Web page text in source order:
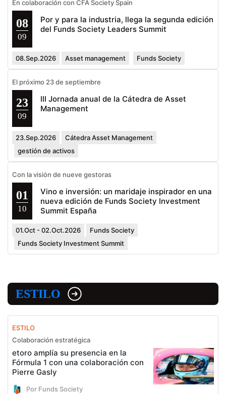
En colaboración con CFA Society Spain
08
09
Por y para la industria, llega la segunda edición
del Funds Society Leaders Summit
08.Sep.2026 Asset management Funds Society
El próximo 23 de septiembre
23
09
III Jornada anual de la Cátedra de Asset
Management
23.Sep.2026
Cátedra Asset Management
gestión de activos
Con la visión de nueve gestoras
01
10
Vino e inversión: un maridaje inspirador en una
nueva edición de Funds Society Investment
Summit España
01.Oct - 02.Oct.2026
Funds Society
Funds Society Investment Summit
ESTILO
ESTILO
Colaboración estratégica
etoro amplía su presencia en la
Fórmula 1 con una colaboración con
Pierre Gasly
Por Funds Society